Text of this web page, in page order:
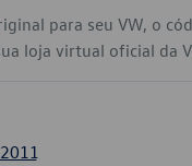
para seu VW, o
loja virtual oficial da